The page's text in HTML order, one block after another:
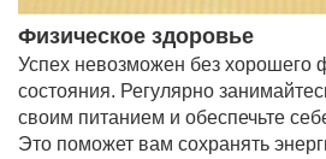
Физическое здоровье
Успех невозможен без хорошего
состояния. Регулярно
своим питанием и обеспечьте
Это поможет вам сохранять